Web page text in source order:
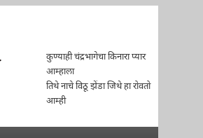
कुण्याही चंद्रभागेचा किनारा प्यार
आम्हाला
तिथे नाचे विठू झेंडा जिथे हा रोवतो
आम्ही